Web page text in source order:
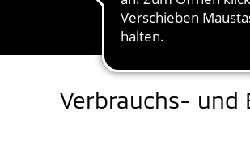
Verbrauchs- und